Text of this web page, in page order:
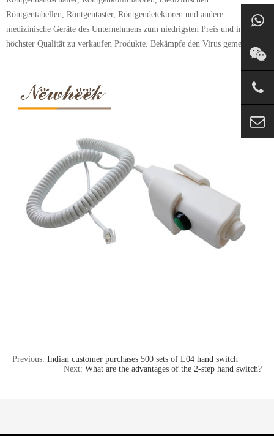
Röntgentabellen, Röntgentaster, Röntgendetektoren und andere
medizinische Geräte des Unternehmens zum niedrigsten Preis und in
höchster Qualität zu verkaufen Produkte. Bekämpfe den Virus gemeinsam!
Previous: Indian customer purchases 500 sets of L04 hand switch
Next: What are the advantages of the 2-step hand switch?